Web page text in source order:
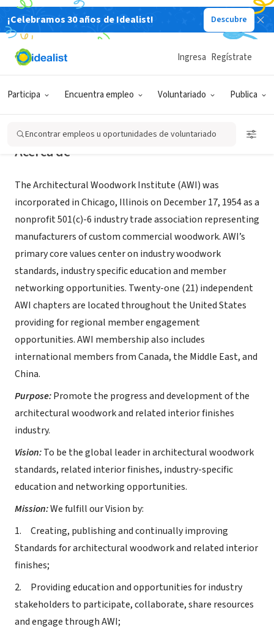
¡Celebramos 30 años de Idealist! Descubre
Participa Encuentra empleo Voluntariado Publica
Ingresa Regístrate
Encontrar empleos u oportunidades de voluntariado
ORGANIZACIÓN SIN FIN DE LUCRO
Architectural Woodwork Institute
Acerca de
The Architectural Woodwork Institute (AWI) was
incorporated in Chicago, Illinois on December 17, 1954 as a
nonprofit 501(c)-6 industry trade association representing
manufacturers of custom commercial woodwork. AWI’s
primary core values center on industry woodwork
standards, industry specific education and member
networking opportunities. Twenty-one (21) independent
AWI chapters are located throughout the United States
providing for regional member engagement
opportunities. AWI membership also includes
international members from Canada, the Middle East, and
China.
Purpose:Promote the progress and development of the
architectural woodwork and related interior finishes
industry.
Vision:To be the global leader in architectural woodwork
standards, related interior finishes, industry-specific
education and networking opportunities.
Mission:We fulfill our Vision by:
1. Creating, publishing and continually improving
Standards for architectural woodwork and related interior
finishes;
2. Providing education and opportunities for industry
stakeholders to participate, collaborate, share resources
and engage through AWI;